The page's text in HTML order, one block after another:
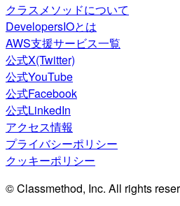
クラスメソッドについて
DevelopersIOとは
AWS支援サービス一覧
公式X(Twitter)
公式YouTube
公式Facebook
公式LinkedIn
アクセス情報
プライバシーポリシー
クッキーポリシー
© Classmethod, Inc. All rights